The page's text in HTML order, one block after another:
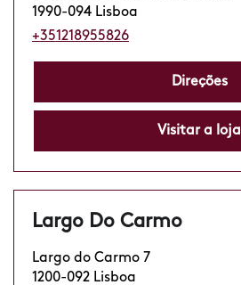
1990-094 Lisboa
+351218955826
Direções
Visitar a loja
Largo Do Carmo
Largo do Carmo 7
1200-092 Lisboa